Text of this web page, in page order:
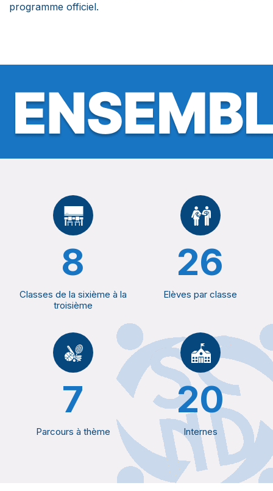
programme officiel.
8
Classes de la sixième à la
troisième
26
Elèves par classe
7
Parcours à thème
20
Internes